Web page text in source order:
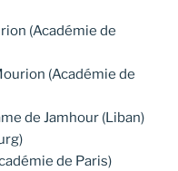
(Académie de
(Académie de
de Jamhour (Liban)
de Paris)